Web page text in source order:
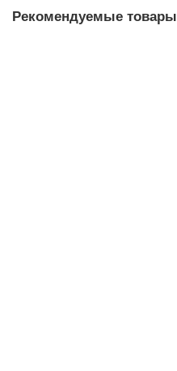
Рекомендуемые товары